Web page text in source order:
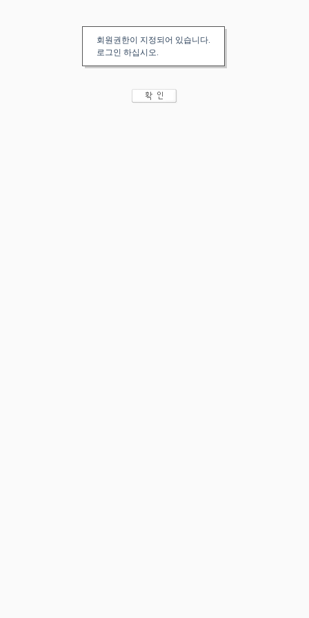
회원권한이 지정되어 있습니다.
로그인 하십시오.